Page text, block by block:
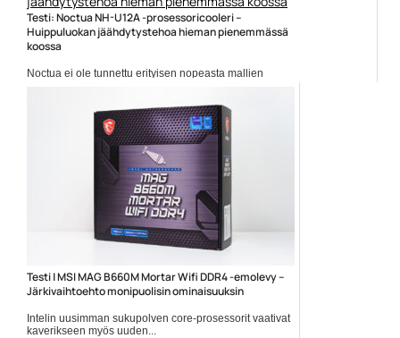
Testi: Noctua NH-U12A -prosessoricooleri –
Huippuluokan jäähdytystehoa hieman pienemmässä
koossa
Noctua ei ole tunnettu erityisen nopeasta mallien
Testi | MSI MAG B660M Mortar Wifi DDR4 -emolevy –
Järkivaihtoehto monipuolisin ominaisuuksin
Intelin uusimman sukupolven core-prosessorit vaativat
kaverikseen myös uuden...